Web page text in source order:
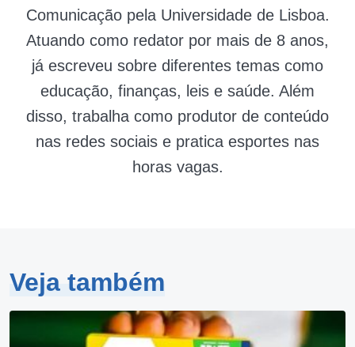
Comunicação pela Universidade de Lisboa.
Atuando como redator por mais de 8 anos,
já escreveu sobre diferentes temas como
educação, finanças, leis e saúde. Além
disso, trabalha como produtor de conteúdo
nas redes sociais e pratica esportes nas
horas vagas.
Veja também